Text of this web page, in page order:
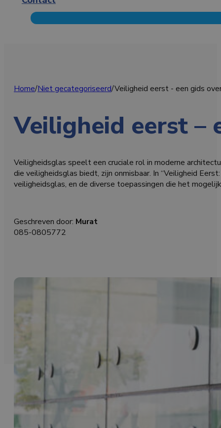
Home/Niet gecategoriseerd/Veiligheid eerst - een gids
Veiligheid eerst –
Veiligheidsglas speelt een cruciale rol in moderne
die veiligheidsglas biedt, zijn onmisbaar. In “Veiligheid
veiligheidsglas, en de diverse toepassingen die het
Geschreven door: Murat
085-0805772